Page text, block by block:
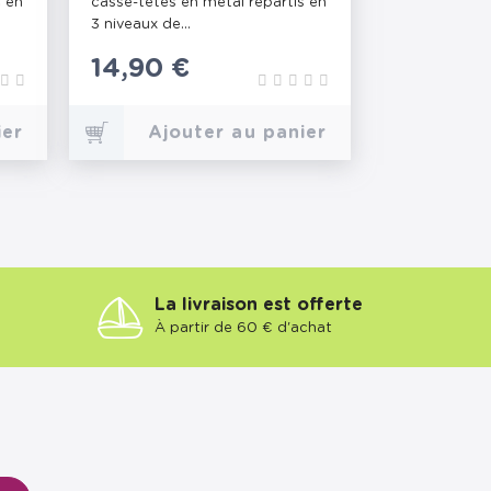
en
casse-têtes en métal répartis en
3 niveaux de...
Prix
14,90 €
Ajouter au panier
La livraison est offerte
À partir de 60 € d'achat